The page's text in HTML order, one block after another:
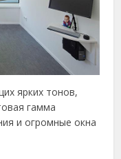
ярких тонов,
гамма
и огромные окна